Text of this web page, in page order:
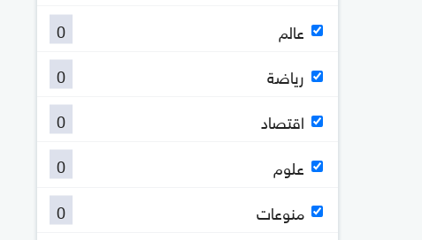
عالم
0
رياضة
0
اقتصاد
0
علوم
0
منوعات
0